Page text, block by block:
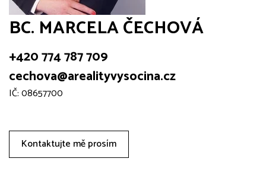
BC. MARCELA ČECHOVÁ
+420 774 787 709
cechova@arealityvysocina.cz
IČ: 08657700
Kontaktujte mě prosím